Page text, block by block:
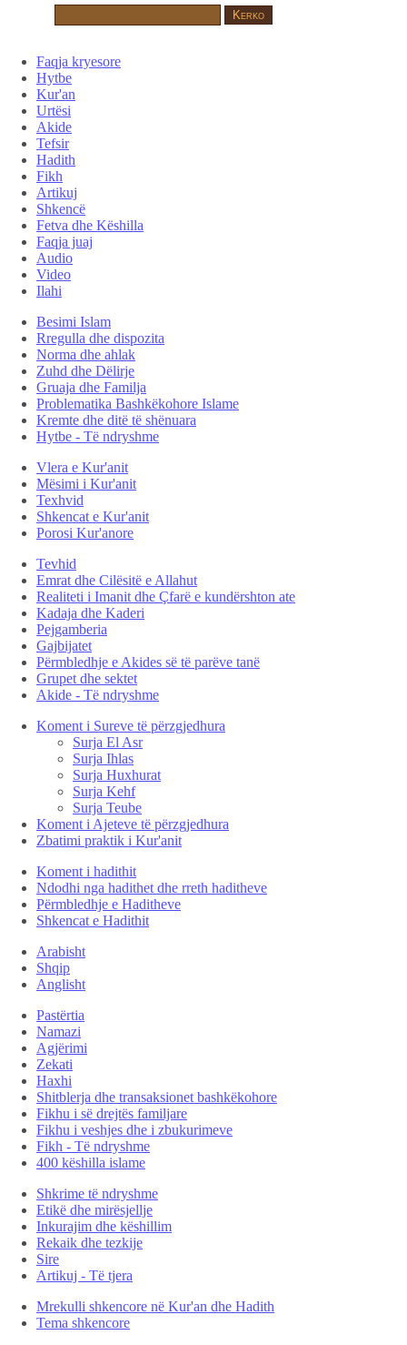
Faqja kryesore
Hytbe
Kur'an
Urtësi
Akide
Tefsir
Hadith
Fikh
Artikuj
Shkencë
Fetva dhe Këshilla
Faqja juaj
Audio
Video
Ilahi
Besimi Islam
Rregulla dhe dispozita
Norma dhe ahlak
Zuhd dhe Dëlirje
Gruaja dhe Familja
Problematika Bashkëkohore Islame
Kremte dhe ditë të shënuara
Hytbe - Të ndryshme
Vlera e Kur'anit
Mësimi i Kur'anit
Texhvid
Shkencat e Kur'anit
Porosi Kur'anore
Tevhid
Emrat dhe Cilësitë e Allahut
Realiteti i Imanit dhe Çfarë e kundërshton ate
Kadaja dhe Kaderi
Pejgamberia
Gajbijatet
Përmbledhje e Akides së të parëve tanë
Grupet dhe sektet
Akide - Të ndryshme
Koment i Sureve të përzgjedhura
Surja El Asr
Surja Ihlas
Surja Huxhurat
Surja Kehf
Surja Teube
Koment i Ajeteve të përzgjedhura
Zbatimi praktik i Kur'anit
Koment i hadithit
Ndodhi nga hadithet dhe rreth haditheve
Përmbledhje e Haditheve
Shkencat e Hadithit
Arabisht
Shqip
Anglisht
Pastërtia
Namazi
Agjërimi
Zekati
Haxhi
Shitblerja dhe transaksionet bashkëkohore
Fikhu i së drejtës familjare
Fikhu i veshjes dhe i zbukurimeve
Fikh - Të ndryshme
400 këshilla islame
Shkrime të ndryshme
Etikë dhe mirësjellje
Inkurajim dhe këshillim
Rekaik dhe tezkije
Sire
Artikuj - Të tjera
Mrekulli shkencore në Kur'an dhe Hadith
Tema shkencore